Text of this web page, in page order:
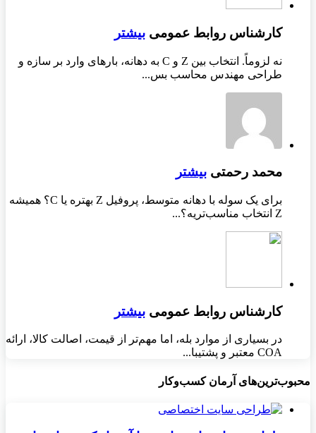
کارشناس روابط عمومی بیشتر
نه لزوماً. انتخاب بین Z و C به دهانه، بارهای وارد بر سازه و
طراحی مهندس محاسب بس...
محمد رحمتی بیشتر
برای یک سوله با دهانه متوسط، پروفیل Z بهتره یا C؟ همیشه
Z انتخاب مناسب‌تریه؟...
کارشناس روابط عمومی بیشتر
در بسیاری از موارد بله، اما مهم‌تر از قیمت، اصالت کالا، ارائه
COA معتبر و پشتیبا...
محبوب‌ترین‌های آرمان کسب‌وکار